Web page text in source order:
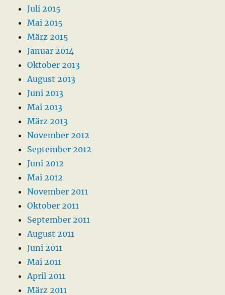
Juli 2015
Mai 2015
März 2015
Januar 2014
Oktober 2013
August 2013
Juni 2013
Mai 2013
März 2013
November 2012
September 2012
Juni 2012
Mai 2012
November 2011
Oktober 2011
September 2011
August 2011
Juni 2011
Mai 2011
April 2011
März 2011